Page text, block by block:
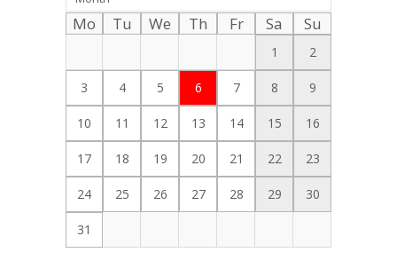
Mo Tu We Th Fr Sa Su
1 2
3 4 5 6 7 8 9
10 11 12 13 14 15 16
17 18 19 20 21 22 23
24 25 26 27 28 29 30
31